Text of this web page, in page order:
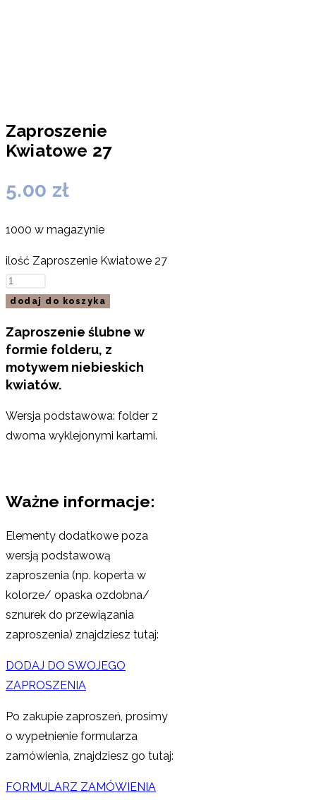
Zaproszenie
Kwiatowe 27
5.00 zł
1000 w magazynie
ilość Zaproszenie Kwiatowe 27
dodaj do koszyka
Zaproszenie ślubne w
formie folderu, z
motywem niebieskich
kwiatów.
Wersja podstawowa: folder z
dwoma wyklejonymi kartami.
Ważne informacje:
Elementy dodatkowe poza
wersją podstawową
zaproszenia (np. koperta w
kolorze/ opaska ozdobna/
sznurek do przewiązania
zaproszenia) znajdziesz tutaj:
DODAJ DO SWOJEGO
ZAPROSZENIA
Po zakupie zaproszeń, prosimy
o wypełnienie formularza
zamówienia, znajdziesz go tutaj:
FORMULARZ ZAMÓWIENIA